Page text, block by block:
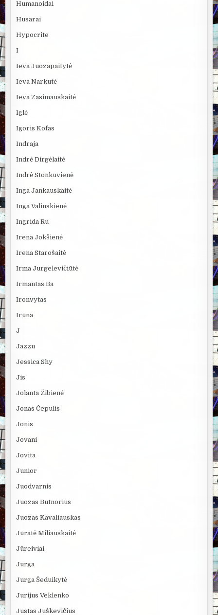
Humanoidai
Husarai
Hypocrite
I
Ieva Juozapaitytė
Ieva Narkutė
Ieva Zasimauskaitė
Iglė
Igoris Kofas
Indraja
Indrė Dirgėlaitė
Indrė Stonkuvienė
Inga Jankauskaitė
Inga Valinskienė
Ingrida Ru
Irena Jokšienė
Irena Starošaitė
Irma Jurgelevičiūtė
Irmantas Ba
Ironvytas
Irūna
J
Jazzu
Jessica Shy
Jis
Jolanta Žibienė
Jonas Čepulis
Jonis
Jovani
Jovita
Junior
Juodvarnis
Juozas Butnorius
Juozas Kavaliauskas
Jūratė Miliauskaitė
Jūreiviai
Jurga
Jurga Šeduikytė
Jurijus Veklenko
Justas Juškevičius